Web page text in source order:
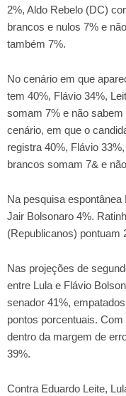
2%, Aldo Rebelo (DC)
brancos e nulos 7% e
também 7%.
No cenário em que
tem 40%, Flávio 34%,
somam 7% e não
cenário, em que o
registra 40%, Flávio
brancos somam 7& e
Na pesquisa
Jair Bolsonaro 4%.
(Republicanos) pontuam
Nas projeções de
entre Lula e Flávio
senador 41%,
pontos porcentuais.
dentro da margem de
39%.
Contra Eduardo Leite,